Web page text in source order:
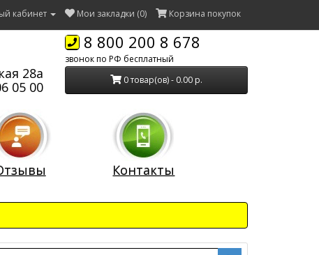
кабинет Мои закладки (0) Корзина покупок
28а
05 00
8 800 200 8 678
звонок по РФ бесплатный
0 товар(ов) - 0.00 р.
Контакты